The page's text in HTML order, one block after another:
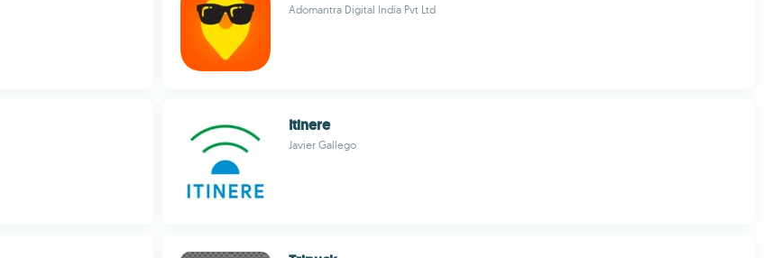
Adomantra Digital India Pvt Ltd
Itinere
Javier Gallego